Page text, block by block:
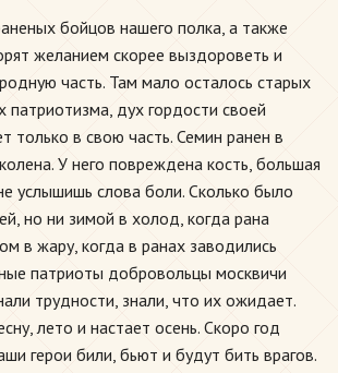
бойцов нашего полка, а также
желанием скорее выздороветь и
часть. Там мало осталось старых
патриотизма, дух гордости своей
только в свою часть. Семин ранен в
У него повреждена кость, большая
услышишь слова боли. Сколько было
но ни зимой в холод, когда рана
в жару, когда в ранах заводились
патриоты добровольцы москвичи
трудности, знали, что их ожидает.
лето и настает осень. Скоро год
герои били, бьют и будут бить врагов.